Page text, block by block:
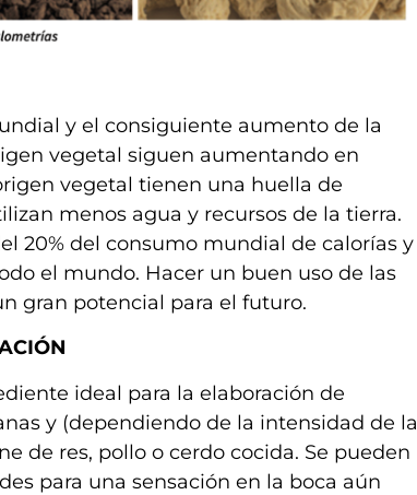
y el consiguiente aumento de la
vegetal siguen aumentando en
vegetal tienen una huella de
menos agua y recursos de la tierra.
20% del consumo mundial de calorías y
el mundo. Hacer un buen uso de las
gran potencial para el futuro.
ideal para la elaboración de
y (dependiendo de la intensidad de la
de res, pollo o cerdo cocida. Se pueden
para una sensación en la boca aún